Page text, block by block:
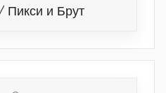
Пикси и Брут